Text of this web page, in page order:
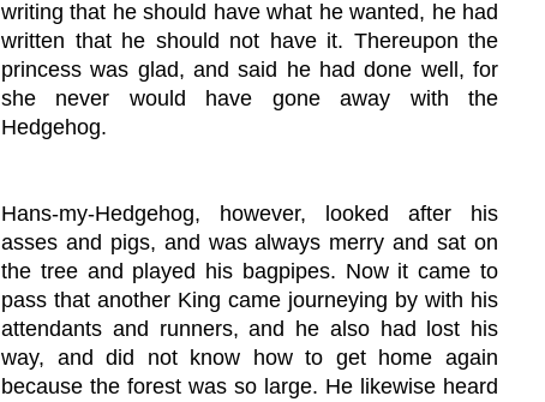
writing that he should have what he wanted, he had
written that he should not have it. Thereupon the
princess was glad, and said he had done well, for
she never would have gone away with the
Hedgehog.
Hans-my-Hedgehog, however, looked after his
asses and pigs, and was always merry and sat on
the tree and played his bagpipes. Now it came to
pass that another King came journeying by with his
attendants and runners, and he also had lost his
way, and did not know how to get home again
because the forest was so large. He likewise heard